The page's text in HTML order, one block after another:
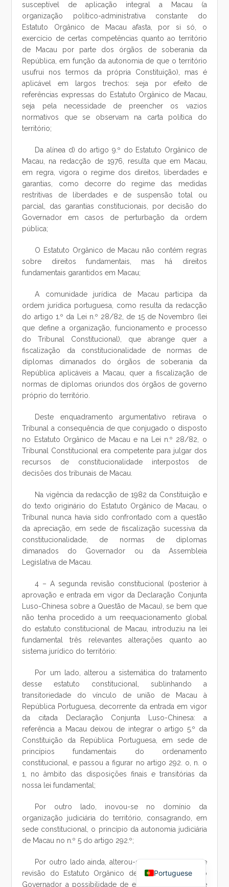
susceptível de aplicação integral a Macau (a
organização político-administrativa constante do
Estatuto Orgânico de Macau afasta, por si só, o
exercício de certas competências quanto ao território
de Macau por parte dos órgãos de soberania da
República, em função da autonomia de que o território
usufrui nos termos da própria Constituição), mas é
aplicável em largos trechos: seja por efeito de
referências expressas do Estatuto Orgânico de Macau,
seja pela necessidade de preencher os vazios
normativos que se observam na carta política do
território;
Da alínea d) do artigo 9.º do Estatuto Orgânico de
Macau, na redacção de 1976, resulta que em Macau,
em regra, vigora o regime dos direitos, liberdades e
garantias, como decorre do regime das medidas
restritivas de liberdades e de suspensão total ou
parcial, das garantias constitucionais, por decisão do
Governador em casos de perturbação da ordem
pública;
O Estatuto Orgânico de Macau não contém regras
sobre direitos fundamentais, mas há direitos
fundamentais garantidos em Macau;
A comunidade jurídica de Macau participa da
ordem jurídica portuguesa, como resulta da redacção
do artigo 1.º da Lei n.º 28/82, de 15 de Novembro (lei
que define a organização, funcionamento e processo
do Tribunal Constitucional), que abrange quer a
fiscalização da constitucionalidade de normas de
diplomas dimanados do órgãos de soberania da
República aplicáveis a Macau, quer a fiscalização de
normas de diplomas oriundos dos órgãos de governo
próprio do território.
Deste enquadramento argumentativo retirava o
Tribunal a consequência de que conjugado o disposto
no Estatuto Orgânico de Macau e na Lei n.º 28/82, o
Tribunal Constitucional era competente para julgar dos
recursos de constitucionalidade interpostos de
decisões dos tribunais de Macau.
Na vigência da redacção de 1982 da Constituição e
do texto originário do Estatuto Orgânico de Macau, o
Tribunal nunca havia sido confrontado com a questão
da apreciação, em sede de fiscalização sucessiva da
constitucionalidade, de normas de diplomas
dimanados do Governador ou da Assembleia
Legislativa de Macau.
4 – A segunda revisão constitucional (posterior à
aprovação e entrada em vigor da Declaração Conjunta
Luso-Chinesa sobre a Questão de Macau), se bem que
não tenha procedido a um reequacionamento global
do estatuto constitucional de Macau, introduziu na lei
fundamental três relevantes alterações quanto ao
sistema jurídico do território:
Por um lado, alterou a sistemática do tratamento
desse estatuto constitucional, sublinhando a
transitoriedade do vínculo de união de Macau à
República Portuguesa, decorrente da entrada em vigor
da citada Declaração Conjunta Luso-Chinesa: a
referência a Macau deixou de integrar o artigo 5.º da
Constituição da República Portuguesa, em sede de
princípios fundamentais do ordenamento
constitucional, e passou a figurar no artigo 292. o, n. o
1, no âmbito das disposições finais e transitórias da
nossa lei fundamental;
Por outro lado, inovou-se no domínio da
organização judiciária do território, consagrando, em
sede constitucional, o princípio da autonomia judiciária
de Macau no n.º 5 do artigo 292.º;
Por outro lado ainda, alterou-se a metodologia de
revisão do Estatuto Orgânico de Macau, abrindo ao
Governador a possibilidade de exercer um direito de
Portuguese